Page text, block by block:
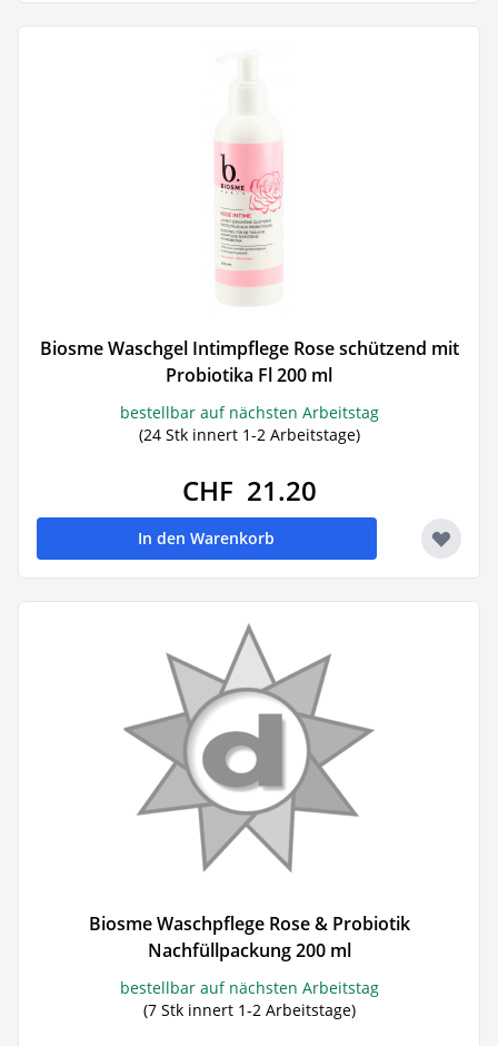
Biosme Waschgel Intimpflege Rose schützend mit
Probiotika Fl 200 ml
bestellbar auf nächsten Arbeitstag
(24 Stk innert 1-2 Arbeitstage)
CHF 21.20
In den Warenkorb
Biosme Waschpflege Rose & Probiotik
Nachfüllpackung 200 ml
bestellbar auf nächsten Arbeitstag
(7 Stk innert 1-2 Arbeitstage)